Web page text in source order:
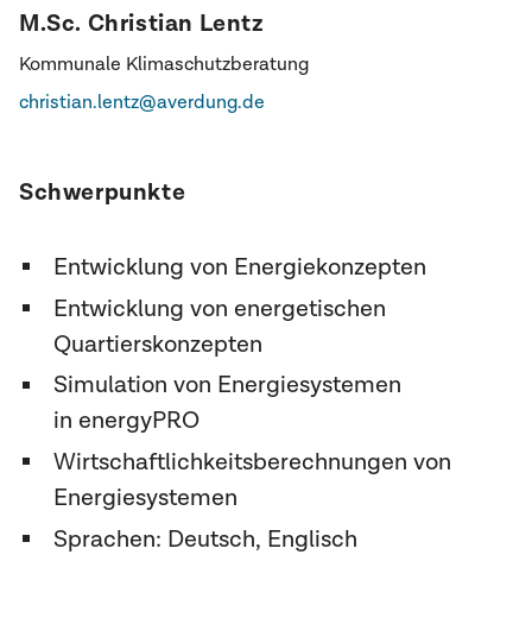
M.Sc. Christian Lentz
Kommunale Klimaschutzberatung
christian.lentz@averdung.de
Schwerpunkte
Entwicklung von Energiekonzepten
Entwicklung von energetischen
Quartierskonzepten
Simulation von Energiesystemen
in energyPRO
Wirtschaftlichkeitsberechnungen von
Energiesystemen
Sprachen: Deutsch, Englisch